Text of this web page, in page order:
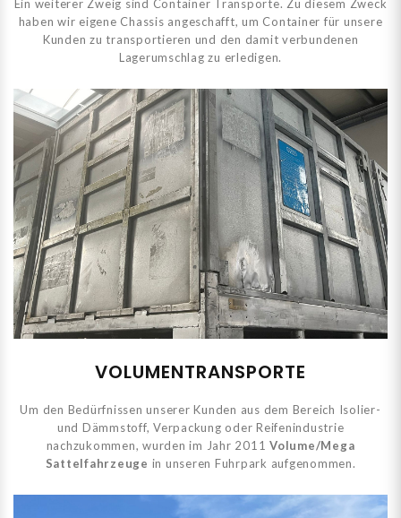
Ein weiterer Zweig sind Container Transporte. Zu diesem Zweck
haben wir eigene Chassis angeschafft, um Container für unsere
Kunden zu transportieren und den damit verbundenen
Lagerumschlag zu erledigen.
VOLUMENTRANSPORTE
Um den Bedürfnissen unserer Kunden aus dem Bereich Isolier-
und Dämmstoff, Verpackung oder Reifenindustrie
nachzukommen, wurden im Jahr 2011Volume/Mega
Sattelfahrzeuge in unseren Fuhrpark aufgenommen.